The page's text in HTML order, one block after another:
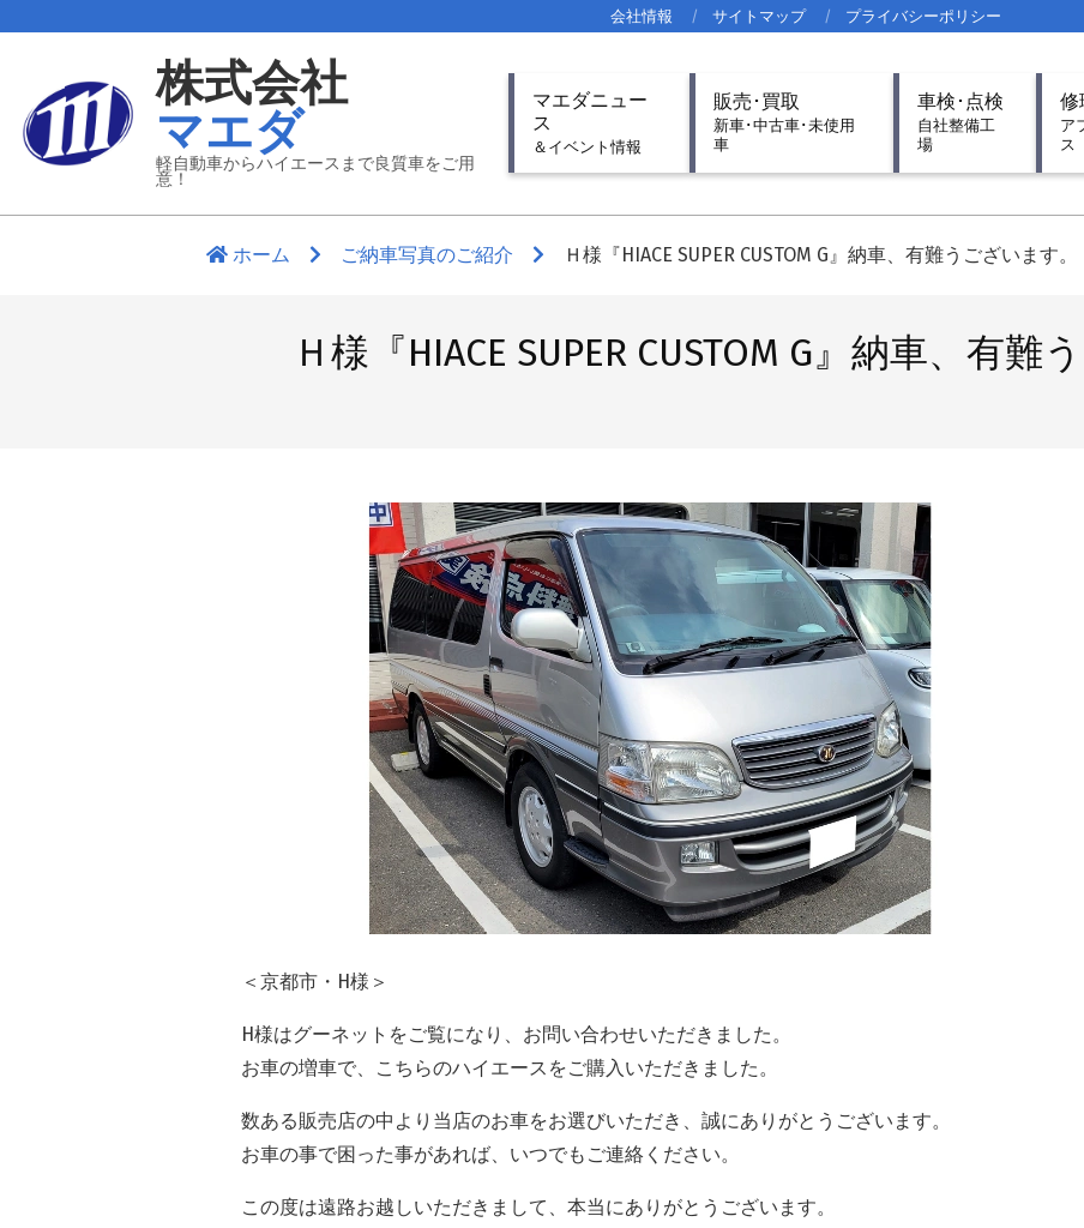
会社情報 サイトマップ プライバシーポリシー
株式会社
マエダ
軽自動車からハイエースまで良質車をご用
意！
Navigation
Menu
マエダニュー
ス
＆イベント情報
販売･買取
新車･中古車･未使用
車
車検･点検
自社整備工
場
修
ア
ス
ホーム ご納車写真のご紹介 Ｈ様『HIACE SUPER CUSTOM G』納車、有難うございます。
Ｈ様『HIACE SUPER CUSTOM G』納車、有難
＜京都市・H様＞
H様はグーネットをご覧になり、お問い合わせいただきました。
お車の増車で、こちらのハイエースをご購入いただきました。
数ある販売店の中より当店のお車をお選びいただき、誠にありがとうございます。
お車の事で困った事があれば、いつでもご連絡ください。
この度は遠路お越しいただきまして、本当にありがとうございます。